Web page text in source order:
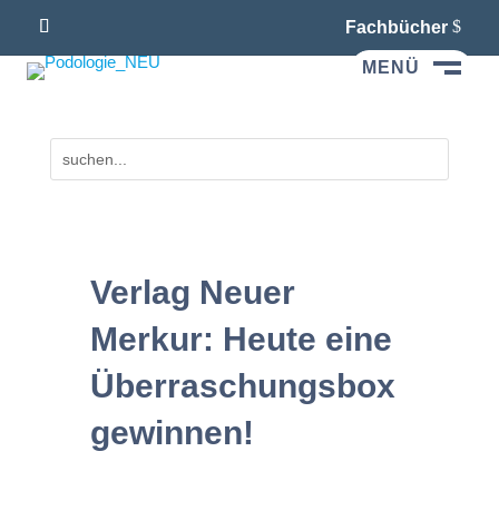
Fachbücher
MENÜ
Verlag Neuer
Merkur: Heute eine
Überraschungsbox
gewinnen!